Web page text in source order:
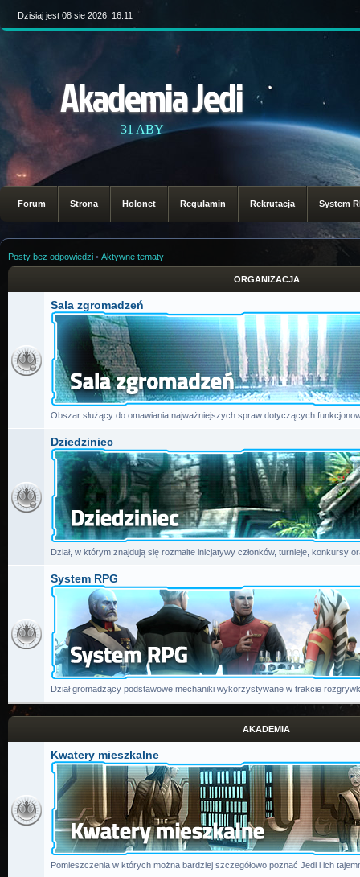
Dzisiaj jest 08 sie 2026, 16:11
Akademia Jedi
31 ABY
Forum Strona Holonet Regulamin Rekrutacja System
Posty bez odpowiedzi • Aktywne tematy
ORGANIZACJA
Sala zgromadzeń
Obszar służący do omawiania najważniejszych spraw dotyczących
Dziedziniec
Dział, w którym znajdują się rozmaite inicjatywy członków, turnieje, konkursy
System RPG
Dział gromadzący podstawowe mechaniki wykorzystywane w trakcie
AKADEMIA
Kwatery mieszkalne
Pomieszczenia w których można bardziej szczegółowo poznać Jedi i ich